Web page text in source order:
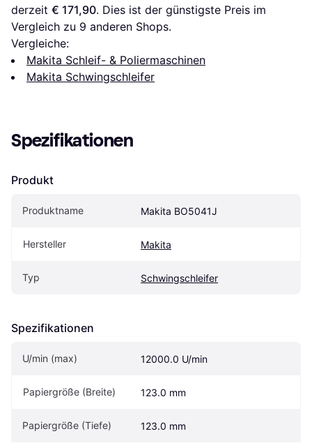
derzeit € 171,90. Dies ist der günstigste Preis im
Vergleich zu 9 anderen Shops.
Vergleiche:
Makita Schleif- & Poliermaschinen
Makita Schwingschleifer
Spezifikationen
Produkt
Produktname Makita BO5041J
Hersteller Makita
Typ Schwingschleifer
Spezifikationen
U/min (max) 12000.0 U/min
Papiergröße (Breite) 123.0 mm
Papiergröße (Tiefe) 123.0 mm